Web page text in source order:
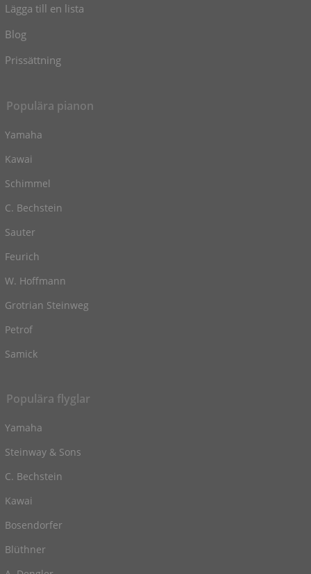
Lägga till en lista
Blog
Prissättning
Populära pianon
Yamaha
Kawai
Schimmel
C. Bechstein
Sauter
Feurich
W. Hoffmann
Grotrian Steinweg
Petrof
Samick
Populära flyglar
Yamaha
Steinway & Sons
C. Bechstein
Kawai
Bosendorfer
Blüthner